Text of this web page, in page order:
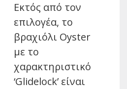
Εκτός από τον
επιλογέα, το
βραχιόλι Oyster
με το
χαρακτηριστικό
‘Glidelock’ είναι